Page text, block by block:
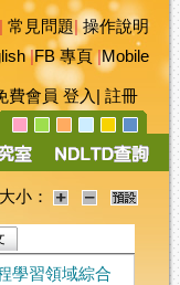
常見問題|操作說明
|FB 專頁|Mobile
費會員 登入 註冊
小：
學習領域綜合